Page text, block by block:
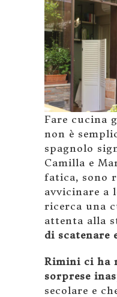
Fare cucina
non è
spagnolo
Camilla e
fatica, sono
avvicinare a
ricerca una
attenta alla
di scatenare
Rimini ci ha
sorprese
secolare e